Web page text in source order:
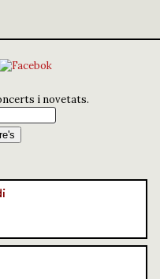
i novetats.